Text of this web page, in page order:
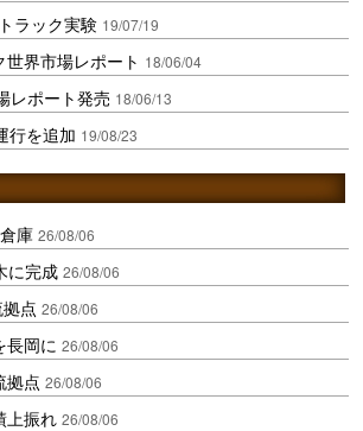
ラック実験 19/07/19
界市場レポート 18/06/04
レポート発売 18/06/13
行を追加 19/08/23
庫 26/08/06
に完成 26/08/06
点 26/08/06
長岡に 26/08/06
拠点 26/08/06
上振れ 26/08/06